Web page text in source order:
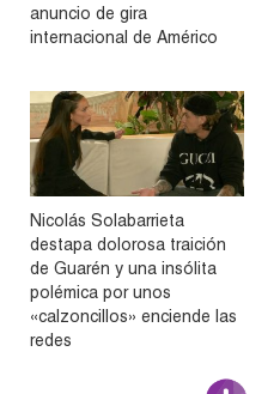
anuncio de gira
internacional de Américo
Nicolás Solabarrieta
destapa dolorosa traición
de Guarén y una insólita
polémica por unos
«calzoncillos» enciende las
redes